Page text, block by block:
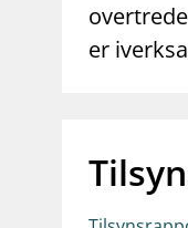
er